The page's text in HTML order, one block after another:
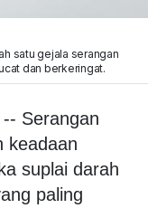
satu gejala serangan
dan berkeringat.
Serangan
keadaan
suplai darah
paling